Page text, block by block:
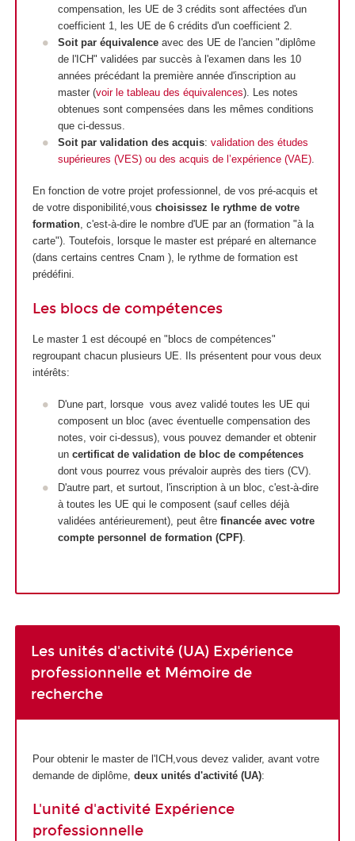
compensation, les UE de 3 crédits sont affectées d'un
coefficient 1, les UE de 6 crédits d'un coefficient 2.
Soit par équivalence avec des UE de l'ancien "diplôme
de l'ICH" validées par succès à l'examen dans les 10
années précédant la première année d'inscription au
master (voir le tableau des équivalences). Les notes
obtenues sont compensées dans les mêmes conditions
que ci-dessus.
Soit par validation des acquis: validation des études
supérieures (VES) ou des acquis de l’expérience (VAE)
En fonction de votre projet professionnel, de vos pré-acquis et
de votre disponibilité,vous choisissez le rythme de votre
formation, c'est-à-dire le nombre d'UE par an (formation "à la
carte"). Toutefois, lorsque le master est préparé en alternance
(dans certains centres Cnam ), le rythme de formation est
prédéfini.
Les blocs de compétences
Le master 1 est découpé en "blocs de compétences"
regroupant chacun plusieurs UE. Ils présentent pour vous deux
intérêts:
D'une part, lorsque vous avez validé toutes les UE qui
composent un bloc (avec éventuelle compensation des
notes, voir ci-dessus), vous pouvez demander et obtenir
un certificat de validation de bloc de compétences
dont vous pourrez vous prévaloir auprès des tiers (CV).
D'autre part, et surtout, l'inscription à un bloc, c'est-à-dire
à toutes les UE qui le composent (sauf celles déjà
validées antérieurement), peut être financée avec votre
compte personnel de formation (CPF).
Les unités d'activité (UA) Expérience
professionnelle et Mémoire de
recherche
Pour obtenir le master de l'ICH,vous devez valider, avant votre
demande de diplôme, deux unités d'activité (UA):
L'unité d'activité Expérience
professionnelle